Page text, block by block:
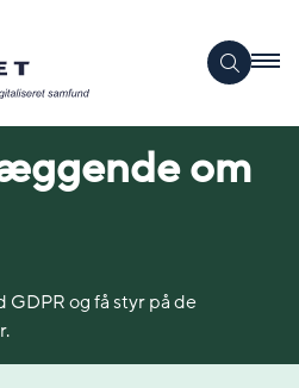
om
og få styr på de